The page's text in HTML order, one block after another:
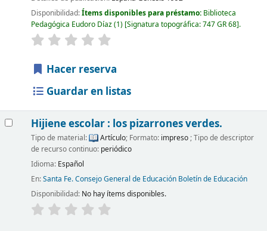
Disponibilidad:Ítems disponibles para préstamo: Biblioteca
Pedagógica Eudoro Díaz(1) Signatura topográfica:747 GR 68 .
Hacer reserva
Guardar en listas
Hijiene escolar : los pizarrones verdes.
Tipo de material: Artículo; Formato: impreso; Tipo de descriptor
de recurso continuo: periódico
Idioma: Español
En:Santa Fe. Consejo General de Educación Boletín de Educación
Disponibilidad: No hay ítems disponibles.